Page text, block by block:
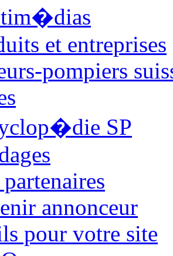
et entreprises
pompiers
SP
annonceur
pour votre site